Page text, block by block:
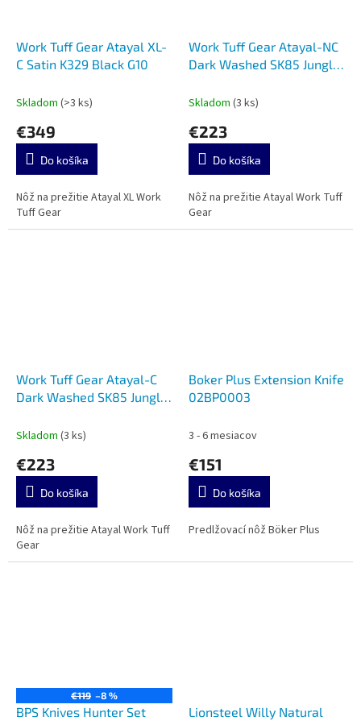
Work Tuff Gear Atayal XL-
C Satin K329 Black G10
Skladom (>3 ks)
€349
Do košíka
Nôž na prežitie Atayal XL Work
Tuff Gear
Work Tuff Gear Atayal-NC
Dark Washed SK85 Jungle
Skladom (3 ks)
€223
Do košíka
Nôž na prežitie Atayal Work Tuff
Gear
Work Tuff Gear Atayal-C
Dark Washed SK85 Jungle
Skladom (3 ks)
€223
Do košíka
Nôž na prežitie Atayal Work Tuff
Gear
Boker Plus Extension Knife
02BP0003
3 - 6 mesiacov
€151
Do košíka
Predlžovací nôž Böker Plus
€119 –8 %
BPS Knives Hunter Set
Lionsteel Willy Natural